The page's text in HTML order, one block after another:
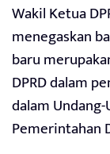
Wakil Ketua
menegaskan
baru
DPRD dalam
dalam
Pemerintahan